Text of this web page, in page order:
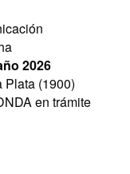
2026
Plata (1900)
en trámite